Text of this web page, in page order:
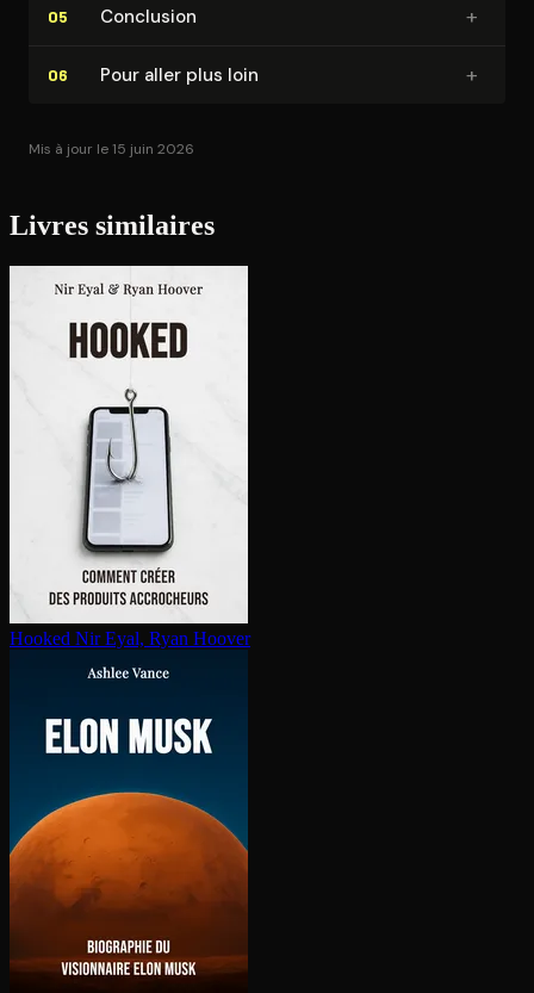
05 Conclusion +
06 Pour aller plus loin +
Mis à jour le 15 juin 2026
Livres similaires
Hooked Nir Eyal, Ryan Hoover